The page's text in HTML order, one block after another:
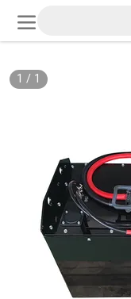
1
/
1